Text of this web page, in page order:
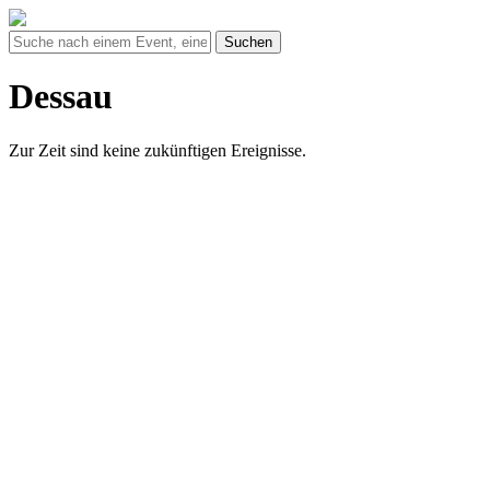
Suchen
Dessau
Zur Zeit sind keine zukünftigen Ereignisse.